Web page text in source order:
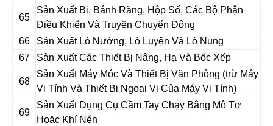
65
Sản Xuất Bi, Bánh Răng, Hộp Số, Các Bộ Phận
Điều Khiển Và Truyền Chuyển Động
66
Sản Xuất Lò Nướng, Lò Luyện Và Lò Nung
67
Sản Xuất Các Thiết Bị Nâng, Hạ Và Bốc Xếp
68
Sản Xuất Máy Móc Và Thiết Bị Văn Phòng (trừ Máy
Vi Tính Và Thiết Bị Ngoại Vi Của Máy Vi Tính)
69
Sản Xuất Dụng Cụ Cầm Tay Chạy Bằng Mô Tơ
Hoặc Khí Nén